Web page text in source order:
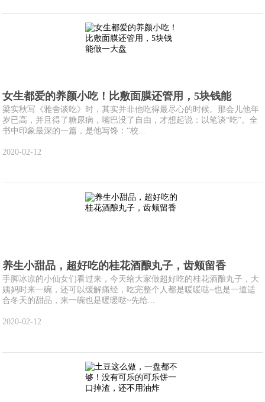
女生都爱的养颜小吃！比敷面膜还管用，5块钱能
梁实秋写《雅舍谈吃》时，其实并非他吃得最尽心的时候。那会儿他年
岁已高，并且得了糖尿病，嘴巴没了自由，才想起说：以笔谈“吃”。全
书中印象最深的一篇，是他写馋：“校...
2020-02-12
养生小甜品，超好吃的桂花酒酿丸子，齿颊留香
手脚冰凉的小仙女们看过来，今天给大家做超好吃的桂花酒酿丸子，大
姨妈时来一碗，还可以缓解痛经，吃完整个人都是暖暖哒~也是一道适
合冬天的甜品，来一碗也是暖暖哒~先给...
2020-02-12